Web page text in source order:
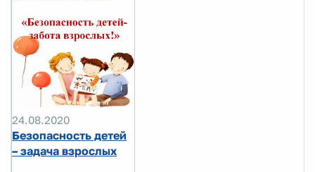
24.08.2020
Безопасность детей
– задача взрослых